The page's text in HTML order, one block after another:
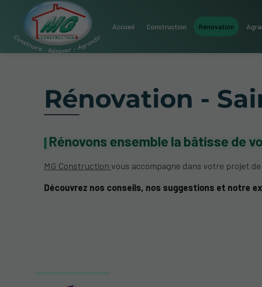
Accueil Construction Rénovation
Rénovation -
Rénovons ensemble la bâtisse de
MG Construction vous accompagne dans votre projet
Découvrez nos conseils, nos suggestions et notre